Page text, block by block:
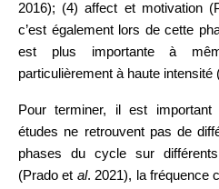
2016); (4) affect et motivation
c’est également lors de cette
est plus importante à
particulièrement à haute intensité
Pour terminer, il est
études ne retrouvent pas de
phases du cycle sur
(Prado et al. 2021), la fréquence